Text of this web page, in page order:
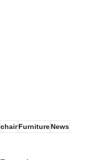
chairFurnitureNews